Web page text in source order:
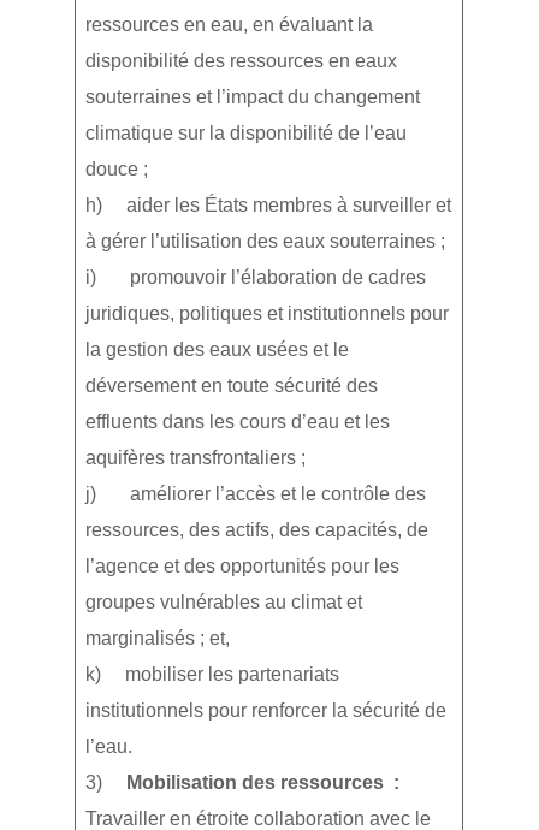
ressources en eau, en évaluant la
disponibilité des ressources en eaux
souterraines et l’impact du changement
climatique sur la disponibilité de l’eau
douce ;
h) aider les États membres à surveiller et
à gérer l’utilisation des eaux souterraines ;
i) promouvoir l’élaboration de cadres
juridiques, politiques et institutionnels pour
la gestion des eaux usées et le
déversement en toute sécurité des
effluents dans les cours d’eau et les
aquifères transfrontaliers ;
j) améliorer l’accès et le contrôle des
ressources, des actifs, des capacités, de
l’agence et des opportunités pour les
groupes vulnérables au climat et
marginalisés ; et,
k) mobiliser les partenariats
institutionnels pour renforcer la sécurité de
l’eau.
3)
Mobilisation des ressources :
Travailler en étroite collaboration avec le